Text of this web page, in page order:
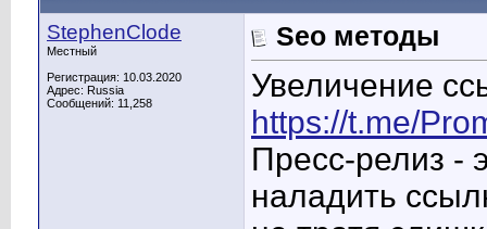
StephenClode
Местный
Регистрация: 10.03.2020
Адрес: Russia
Сообщений: 11,258
Seo методы
Увеличение
https://t.me/
Пресс-релиз -
наладить